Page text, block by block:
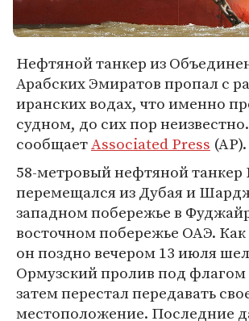
Нефтяной танкер из
Арабских Эмиратов пропал с
иранских водах, что именно
судном, до сих пор
сообщаетAssociated Press (AP).
58-метровый нефтяной танкер
перемещался из Дубая и
западном побережье в
восточном побережье ОАЭ. Как
он поздно вечером 13 июля
Ормузский пролив под
затем перестал передавать
местоположение. Последние